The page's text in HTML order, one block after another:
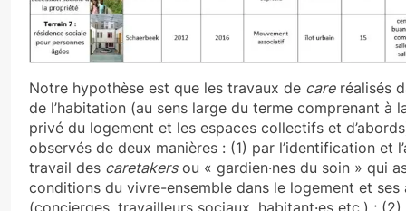
Notre hypothèse est que les travaux de careréalisés
de l’habitation (au sens large du terme comprenant à
privé du logement et les espaces collectifs et
observés de deux manières : (1) par l’identification et
travail des caretakersou « gardien·nes du soin » qui
conditions du vivre-ensemble dans le logement et ses
(concierges, travailleurs sociaux, habitant·es etc.) ;